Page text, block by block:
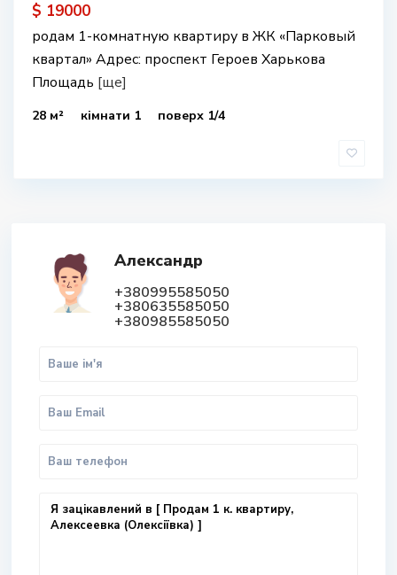
$ 19000
родам 1-комнатную квартиру в ЖК «Парковый
квартал» Адрес: проспект Героев Харькова
Площадь [ще]
28 м² кімнати 1 поверх 1/4
Александр
+380995585050
+380635585050
+380985585050